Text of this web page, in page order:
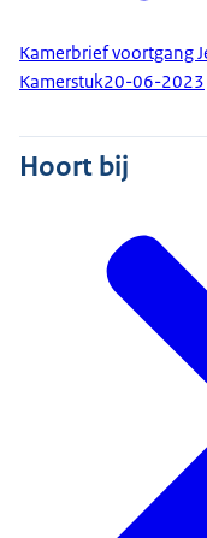
Kamerbrief voortgang
Kamerstuk20-06-2023
Hoort bij